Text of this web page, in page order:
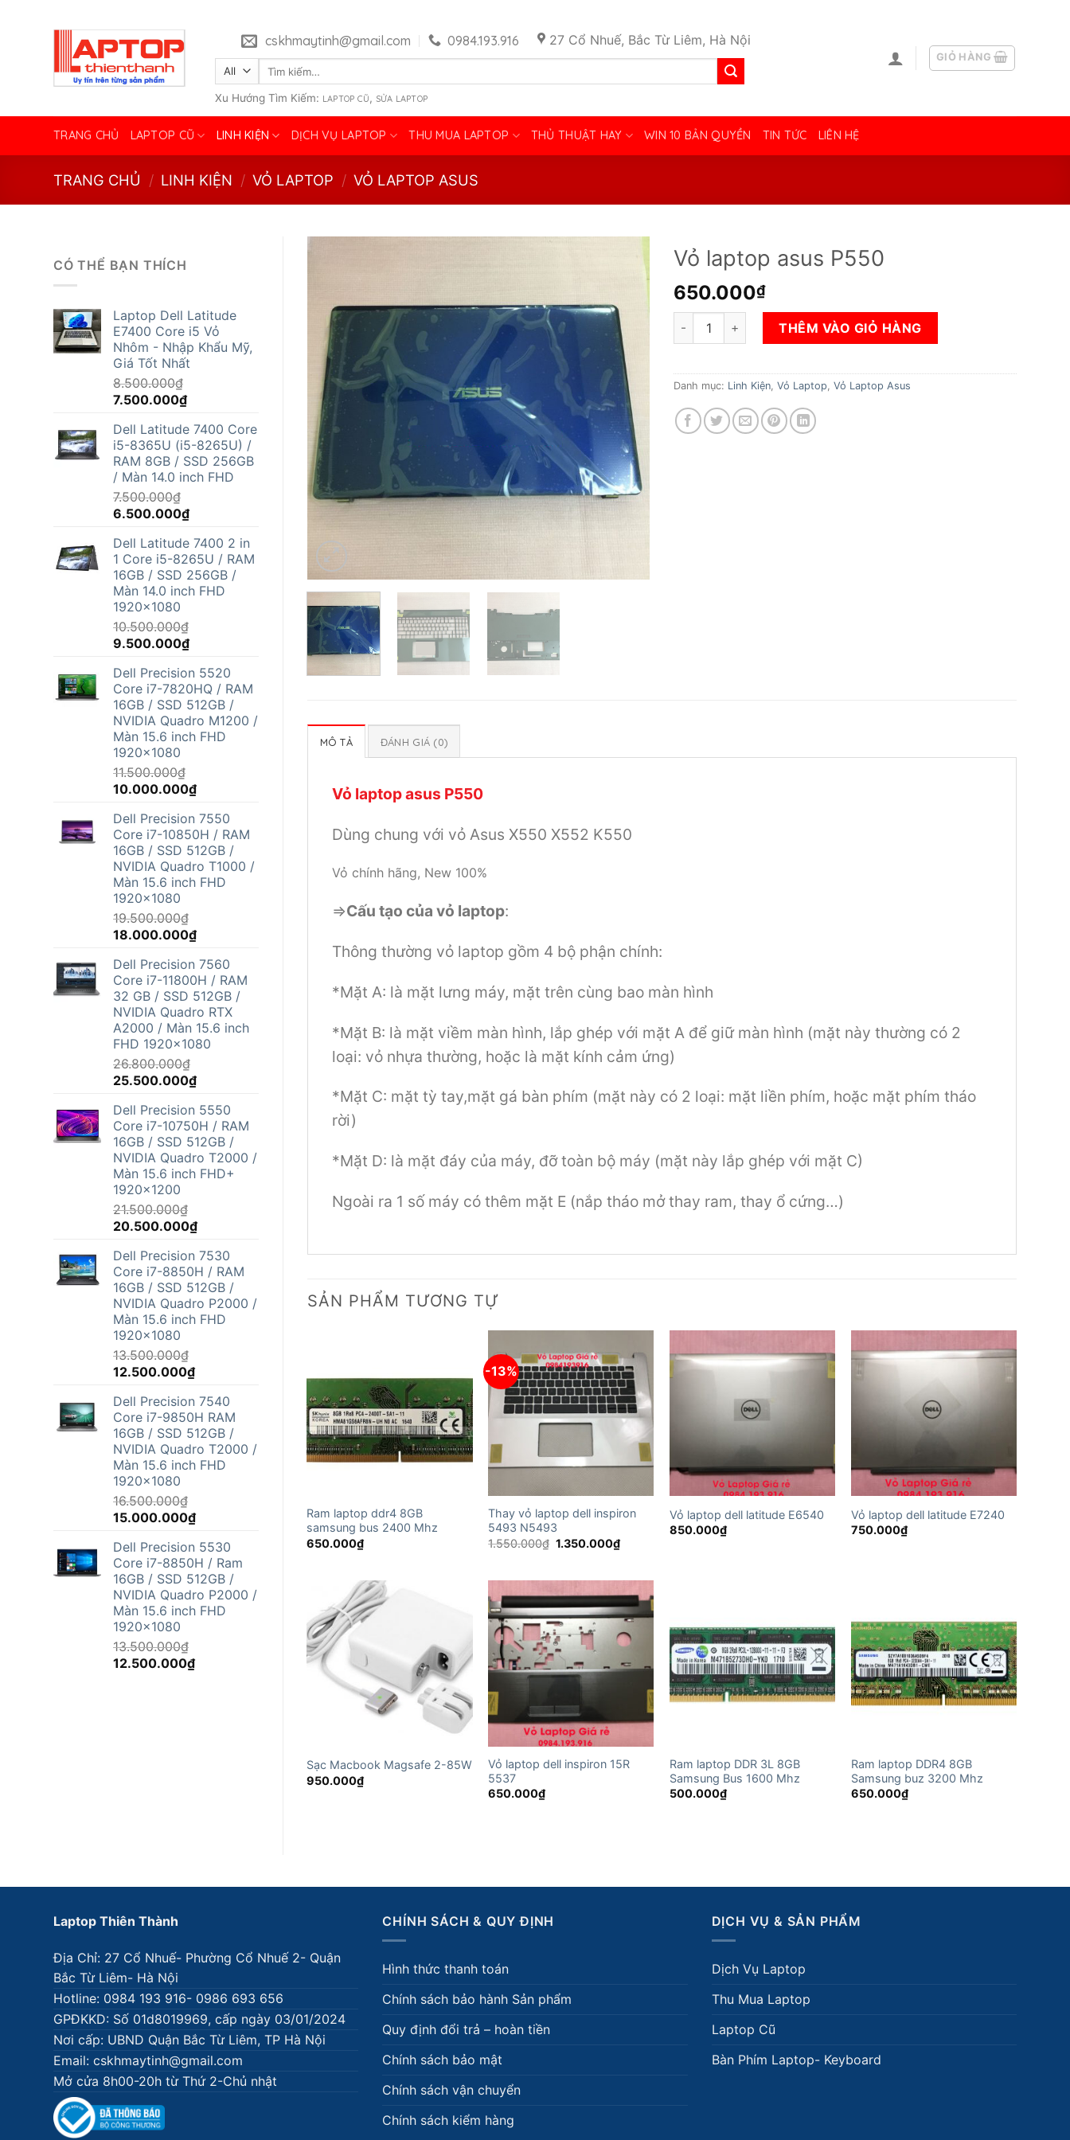
cskhmaytinh@gmail.com 0984.193.916 27 Cổ Nhuế, Bắc Từ Liêm, Hà Nội
Tìm
Xu Hướng Tìm Kiếm: LAPTOP CŨ, SỬA LAPTOP
GIỎ HÀNG
TRANG CHỦ LAPTOP CŨ LINH KIỆN DỊCH VỤ LAPTOP THU MUA LAPTOP THỦ THUẬT HAY WIN 10 BẢN QUYỀN TIN TỨC LIÊN HỆ
TRANG CHỦ / LINH KIỆN / VỎ LAPTOP / VỎ LAPTOP ASUS
CÓ THỂ BẠN THÍCH
Laptop Dell Latitude
E7400 Core i5 Vỏ
Nhôm - Nhập Khẩu Mỹ,
Giá Tốt Nhất
8.500.000₫
Giá
là:
8.500.000₫.
7.500.000₫Giá
tại
là:
7.500.000₫.
Dell Latitude 7400 Core
i5-8365U (i5-8265U) /
RAM 8GB / SSD 256GB
/ Màn 14.0 inch FHD
7.500.000₫
Giá
là:
7.500.000₫.
6.500.000₫Giá
tại
là:
6.500.000₫.
Dell Latitude 7400 2 in
1 Core i5-8265U / RAM
16GB / SSD 256GB /
Màn 14.0 inch FHD
1920x1080
10.500.000₫
Giá
là:
10.500.000₫.
9.500.000₫Giá
tại
là:
9.500.000₫.
Dell Precision 5520
Core i7-7820HQ / RAM
16GB / SSD 512GB /
NVIDIA Quadro M1200 /
Màn 15.6 inch FHD
1920x1080
11.500.000₫
Giá
là:
11.500.000₫.
10.000.000₫Giá
tại
là:
10.000.000₫.
Dell Precision 7550
Core i7-10850H / RAM
16GB / SSD 512GB /
NVIDIA Quadro T1000 /
Màn 15.6 inch FHD
1920x1080
19.500.000₫
Giá
là:
19.500.000₫.
18.000.000₫Giá
tại
là:
18.000.000₫.
Dell Precision 7560
Core i7-11800H / RAM
32 GB / SSD 512GB /
NVIDIA Quadro RTX
A2000 / Màn 15.6 inch
FHD 1920x1080
26.800.000₫
Giá
là:
26.800.000₫.
25.500.000₫Giá
tại
là:
25.500.000₫.
Dell Precision 5550
Core i7-10750H / RAM
16GB / SSD 512GB /
NVIDIA Quadro T2000 /
Màn 15.6 inch FHD+
1920x1200
21.500.000₫
Giá
là:
21.500.000₫.
20.500.000₫Giá
tại
là:
20.500.000₫.
Dell Precision 7530
Core i7-8850H / RAM
16GB / SSD 512GB /
NVIDIA Quadro P2000 /
Màn 15.6 inch FHD
1920x1080
13.500.000₫
Giá
là:
13.500.000₫.
12.500.000₫Giá
tại
là:
12.500.000₫.
Dell Precision 7540
Core i7-9850H RAM
16GB / SSD 512GB /
NVIDIA Quadro T2000 /
Màn 15.6 inch FHD
1920x1080
16.500.000₫
Giá
là:
16.500.000₫.
15.000.000₫Giá
tại
là:
15.000.000₫.
Dell Precision 5530
Core i7-8850H / Ram
16GB / SSD 512GB /
NVIDIA Quadro P2000 /
Màn 15.6 inch FHD
1920x1080
13.500.000₫
Giá
12.500.000₫Giá
Vỏ laptop asus P550
650.000₫
Vỏ laptop asus P550 số lượngTHÊM VÀO GIỎ HÀNG
Danh mục: Linh Kiện ,Vỏ Laptop ,Vỏ Laptop Asus
MÔ TẢ ĐÁNH GIÁ (0)
Vỏ laptop asus P550
Dùng chung với vỏ Asus X550 X552 K550
Vỏ chính hãng, New 100%
=>Cấu tạo của vỏ laptop:
Thông thường vỏ laptop gồm 4 bộ phận chính:
*Mặt A: là mặt lưng máy, mặt trên cùng bao màn hình
*Mặt B: là mặt viềm màn hình, lắp ghép với mặt A để giữ màn hình (mặt này thường có 2
loại: vỏ nhựa thường, hoặc là mặt kính cảm ứng)
*Mặt C: mặt tỳ tay,mặt gá bàn phím (mặt này có 2 loại: mặt liền phím, hoặc mặt phím tháo
rời)
*Mặt D: là mặt đáy của máy, đỡ toàn bộ máy (mặt này lắp ghép với mặt C)
Ngoài ra 1 số máy có thêm mặt E (nắp tháo mở thay ram, thay ổ cứng…)
SẢN PHẨM TƯƠNG TỰ
Ram laptop ddr4 8GB
samsung bus 2400 Mhz
650.000₫
-13%
Thay vỏ laptop dell inspiron
5493 N5493
1.550.000₫ Giá
1.350.000₫Giá
Vỏ laptop dell latitude E6540
850.000₫
Vỏ laptop dell latitude E7240
750.000₫
Sạc Macbook Magsafe 2-85W
950.000₫
Vỏ laptop dell inspiron 15R
5537
650.000₫
Ram laptop DDR 3L 8GB
Samsung Bus 1600 Mhz
500.000₫
Ram laptop DDR4 8GB
Samsung buz 3200 Mhz
650.000₫
Laptop Thiên Thành
Địa Chỉ: 27 Cổ Nhuế- Phường Cổ Nhuế 2- Quận
Bắc Từ Liêm- Hà Nội
Hotline: 0984 193 916- 0986 693 656
GPĐKKD: Số 01d8019969, cấp ngày 03/01/2024
Nơi cấp: UBND Quận Bắc Từ Liêm, TP Hà Nội
Email: cskhmaytinh@gmail.com
Mở cửa 8h00-20h từ Thứ 2-Chủ nhật
CHÍNH SÁCH & QUY ĐỊNH
Hình thức thanh toán
Chính sách bảo hành Sản phẩm
Quy định đổi trả – hoàn tiền
Chính sách bảo mật
Chính sách vận chuyển
Chính sách kiểm hàng
DỊCH VỤ & SẢN PHẨM
Dịch Vụ Laptop
Thu Mua Laptop
Laptop Cũ
Bàn Phím Laptop- Keyboard